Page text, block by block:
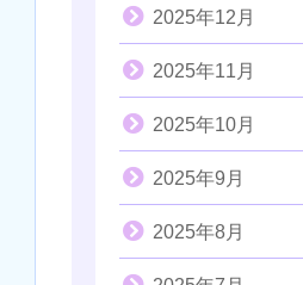
2025年12月
2025年11月
2025年10月
2025年9月
2025年8月